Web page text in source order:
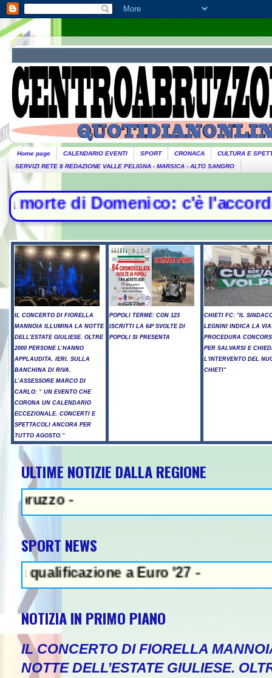
Home page CALENDARIO EVENTI SPORT CRONACA
CULTURA E
SERVIZI RETE 8 REDAZIONE VALLE PELIGNA - MARSICA - ALTO SANGRO
c'è l'accordo per il
IL CONCERTO DI FIORELLA
MANNOIA ILLUMINA LA NOTTE
DELL’ESTATE GIULIESE. OLTRE
2000 PERSONE L’HANNO
APPLAUDITA, IERI, SULLA
BANCHINA DI RIVA.
L’ASSESSORE MARCO DI
CARLO: “ UN EVENTO CHE
CORONA UN CALENDARIO
ECCEZIONALE. CONCERTI E
SPETTACOLI ANCORA PER
TUTTO AGOSTO.”
POPOLI TERME: CON 123
ISCRITTI LA 64ª SVOLTE DI
POPOLI SI PRESENTA
CHIETI FC: "IL
LEGNINI INDICA LA
PROCEDURA
PER SALVARSI E
L'INTERVENTO DEL
CHIETI"
ULTIME NOTIZIE DALLA REGIONE
SPORT NEWS
a Euro '27 -
NOTIZIA IN PRIMO PIANO
IL CONCERTO DI FIORELLA
NOTTE DELL’ESTATE GIULIESE.